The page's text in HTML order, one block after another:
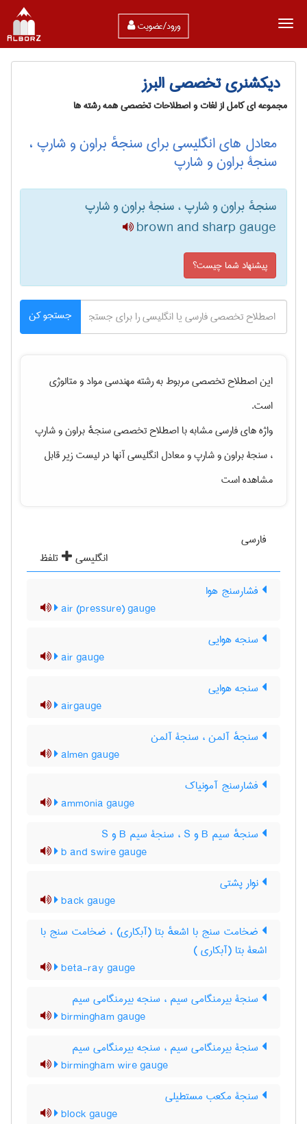
ورود/عضویت
دیکشنری تخصصی البرز
مجموعه ای کامل از لغات و اصطلاحات تخصصی همه رشته ها
معادل های انگلیسی برای سنجهٔ براون و شارپ ،
سنجۀ براون و شارپ
سنجهٔ براون و شارپ ، سنجۀ براون و شارپ
brown and sharp gauge
پیشنهاد شما چیست؟
جستجو کن
این اصطلاح تخصصی مربوط به رشتهمهندسی مواد و متالوژی
است.
واژه های فارسی مشابه با اصطلاح تخصصیسنجهٔ براون و شارپ
، سنجۀ براون و شارپو معادل انگلیسی آنها در لیست زیر قابل
مشاهده است
فارسی
انگلیسی
تلفظ
فشارسنج هوا
air (pressure) gauge
سنجه هوایی
air gauge
سنجه هوایی
airgauge
سنجهٔ آلمن ، سنجۀ آلمن
almen gauge
فشارسنج آمونیاک
ammonia gauge
سنجهٔ سیم B و S ، سنجۀ سیم B و S
b and swire gauge
نوار پشتی
back gauge
ضخامت سنج با اشعهٔ بتا (آبکاری) ، ضخامت سنج با
اشعۀ بتا (آبکاری )
beta-ray gauge
سنجۀ بیرمنگامی سیم ، سنجه بیرمنگامی سیم
birmingham gauge
سنجۀ بیرمنگامی سیم ، سنجه بیرمنگامی سیم
birmingham wire gauge
سنجۀ مکعب مستطیلی
block gauge